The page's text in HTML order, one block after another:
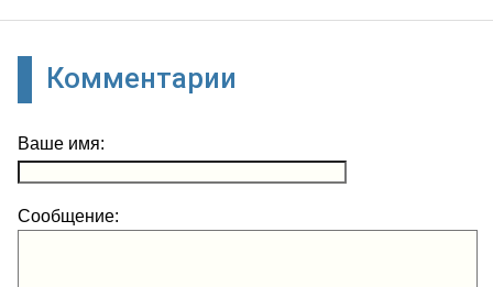
Комментарии
Ваше имя:
Сообщение: